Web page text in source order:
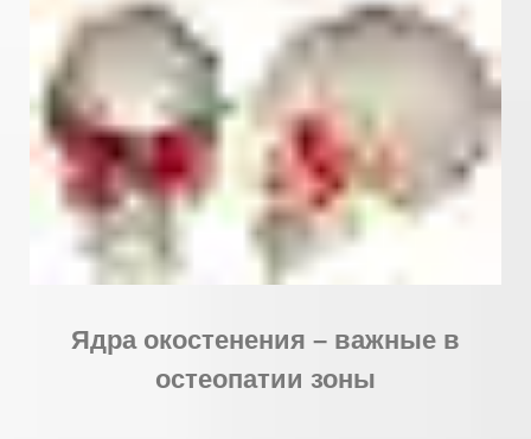
Ядра окостенения – важные в
остеопатии зоны